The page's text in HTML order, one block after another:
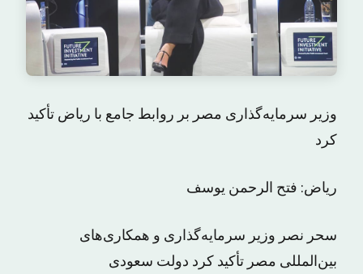
وزیر سرمایه‌گذاری مصر بر روابط جامع با ریاض تأکید
کرد
ریاض: فتح الرحمن یوسف
سحر نصر وزیر سرمایه‌گذاری و همکاری‌های
بین‌المللی مصر تأکید کرد دولت سعودی